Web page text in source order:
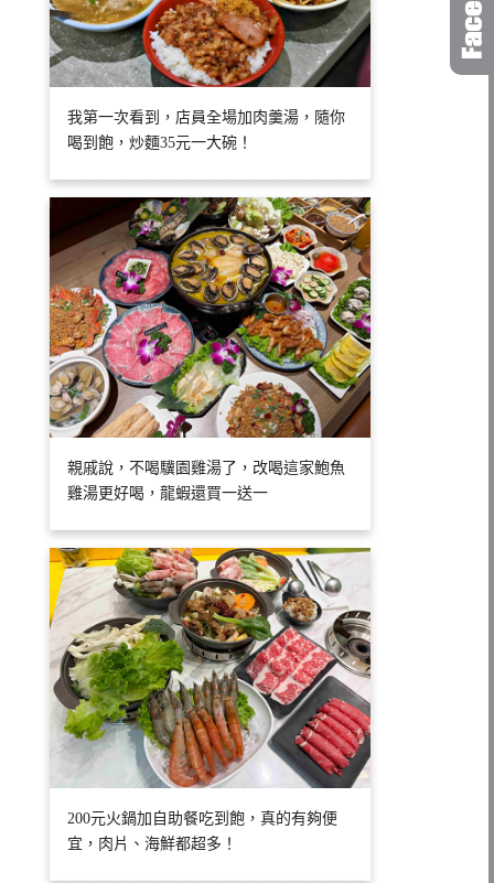
我第一次看到，店員全場加肉羹湯，隨你
喝到飽，炒麵35元一大碗！
親戚說，不喝驥園雞湯了，改喝這家鮑魚
雞湯更好喝，龍蝦還買一送一
200元火鍋加自助餐吃到飽，真的有夠便
宜，肉片、海鮮都超多！